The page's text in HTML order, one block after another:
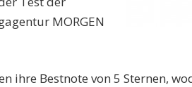
MORGEN
ihre Bestnote von 5 Sternen,